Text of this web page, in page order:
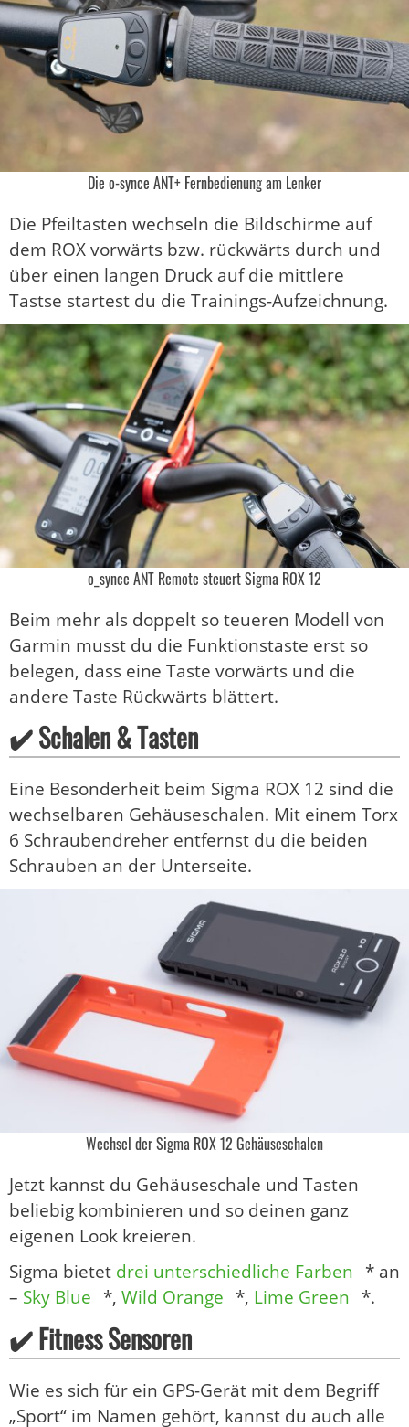
Die o-synce ANT+ Fernbedienung am Lenker
Die Pfeiltasten wechseln die Bildschirme auf
dem ROX vorwärts bzw. rückwärts durch und
über einen langen Druck auf die mittlere
Tastse startest du die Trainings-Aufzeichnung.
o_synce ANT Remote steuert Sigma ROX 12
Beim mehr als doppelt so teueren Modell von
Garmin musst du die Funktionstaste erst so
belegen, dass eine Taste vorwärts und die
andere Taste Rückwärts blättert.
✔️ Schalen & Tasten
Eine Besonderheit beim Sigma ROX 12 sind die
wechselbaren Gehäuseschalen. Mit einem Torx
6 Schraubendreher entfernst du die beiden
Schrauben an der Unterseite.
Wechsel der Sigma ROX 12 Gehäuseschalen
Jetzt kannst du Gehäuseschale und Tasten
beliebig kombinieren und so deinen ganz
eigenen Look kreieren.
Sigma bietet drei unterschiedliche Farben * an
– Sky Blue *, Wild Orange *, Lime Green *.
✔️ Fitness Sensoren
Wie es sich für ein GPS-Gerät mit dem Begriff
„Sport“ im Namen gehört, kannst du auch alle